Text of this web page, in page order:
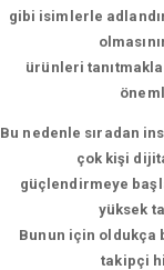
gibi isimlerle
ürünleri
Bu nedenle sıradan
çok kişi
güçlendirmeye
yüksek
Bunun için oldukça
takipçi